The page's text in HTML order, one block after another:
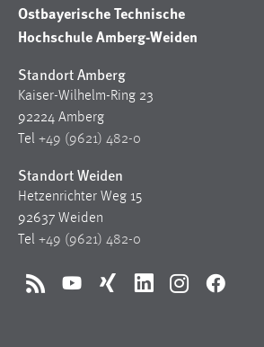
Ostbayerische Technische
Hochschule Amberg-Weiden
Standort Amberg
Kaiser-Wilhelm-Ring 23
92224 Amberg
Tel +49 (9621) 482-0
Standort Weiden
Hetzenrichter Weg 15
92637 Weiden
Tel +49 (9621) 482-0
RSS YouTubeXing LinkedInInstagramFacebook